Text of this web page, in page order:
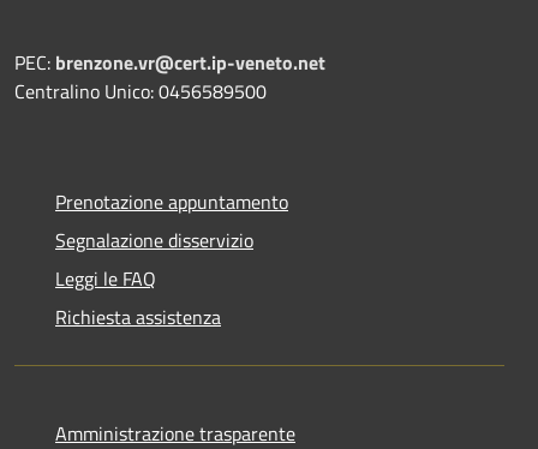
PEC: brenzone.vr@cert.ip-veneto.net
Centralino Unico: 0456589500
Prenotazione appuntamento
Segnalazione disservizio
Leggi le FAQ
Richiesta assistenza
Amministrazione trasparente